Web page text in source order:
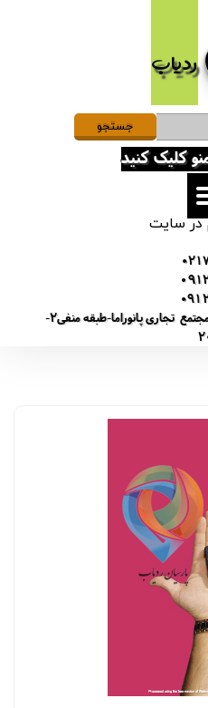
ردیاب
در سایت
تهران- خیابان پیروزی-چهارراه کوکا کولا-مجتمع تجاری پانوراما-طبقه منفی2-
کلیک کنید
جستجو